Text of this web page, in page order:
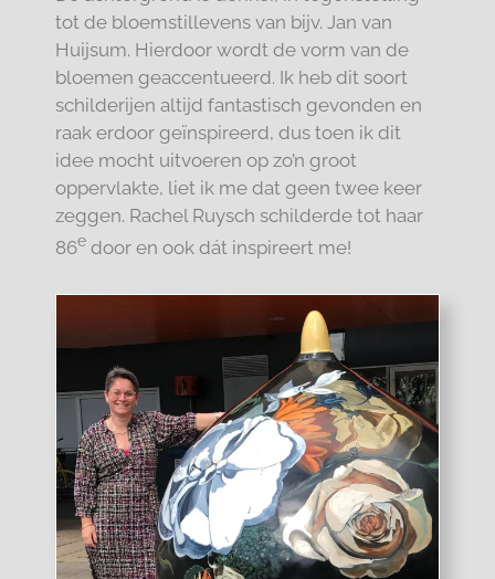
tot de bloemstillevens van bijv. Jan van
Huijsum. Hierdoor wordt de vorm van de
bloemen geaccentueerd. Ik heb dit soort
schilderijen altijd fantastisch gevonden en
raak erdoor geïnspireerd, dus toen ik dit
idee mocht uitvoeren op zo’n groot
oppervlakte, liet ik me dat geen twee keer
zeggen. Rachel Ruysch schilderde tot haar
86edoor en ook dát inspireert me!